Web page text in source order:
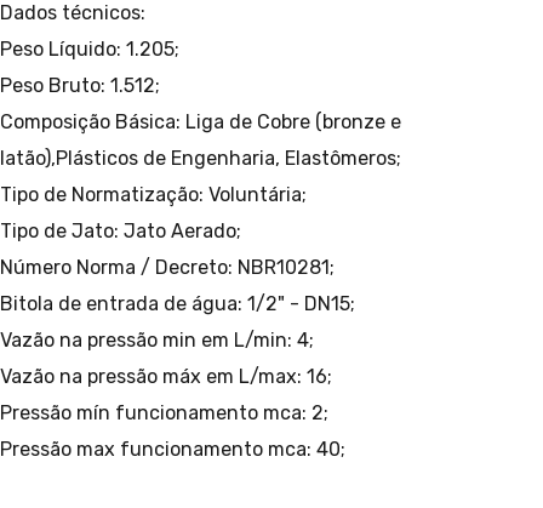
Dados técnicos:
Peso Líquido: 1.205;
Peso Bruto: 1.512;
Composição Básica: Liga de Cobre (bronze e
latão),Plásticos de Engenharia, Elastômeros;
Tipo de Normatização: Voluntária;
Tipo de Jato: Jato Aerado;
Número Norma / Decreto: NBR10281;
Bitola de entrada de água: 1/2" - DN15;
Vazão na pressão min em L/min: 4;
Vazão na pressão máx em L/max: 16;
Pressão mín funcionamento mca: 2;
Pressão max funcionamento mca: 40;